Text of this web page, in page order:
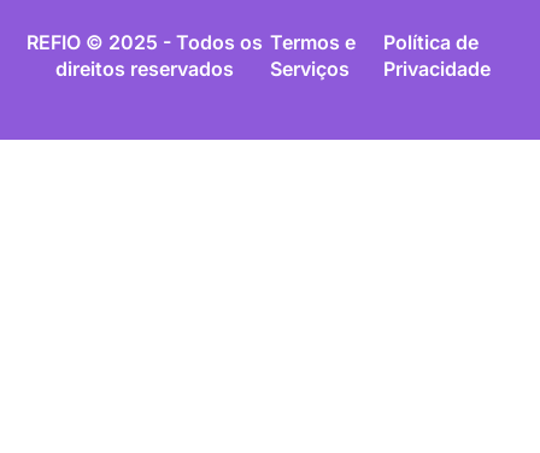
REFIO © 2025 - Todos os
direitos reservados
Termos e
Serviços
Política de
Privacidade